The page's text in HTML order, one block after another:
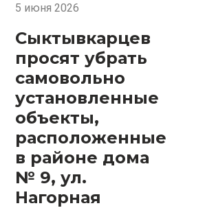
Версия для
5 июня 2026
Сыктывкарцев
просят убрать
самовольно
установленные
объекты,
расположенные
в районе дома
№ 9, ул.
Нагорная